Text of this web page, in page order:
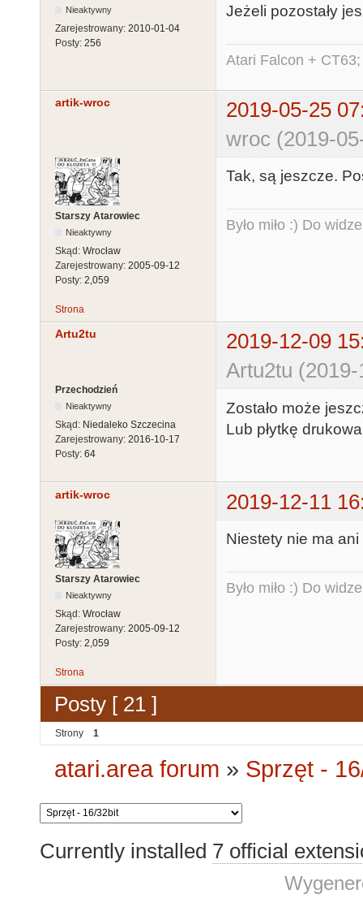
Nieaktywny
Zarejestrowany: 2010-01-04
Posty: 256
Jeżeli pozostały
Atari Falcon +
artik-wroc
2019-05-25
wroc (2019-
Starszy Atarowiec
Nieaktywny
Skąd: Wrocław
Zarejestrowany: 2005-09-12
Posty: 2,059
Tak, są jeszcze.
Było miło :) Do
Strona
Artu2tu
2019-12-09
Artu2tu
Przechodzień
Nieaktywny
Skąd: Niedaleko Szczecina
Zarejestrowany: 2016-10-17
Posty: 64
Zostało może
Lub płytkę
artik-wroc 2019-12-11
Starszy Atarowiec
Nieaktywny
Skąd: Wrocław
Zarejestrowany: 2005-09-12
Posty: 2,059
Niestety nie ma ani
Było miło :) Do
Strona
Posty [ 21 ]
Strony 1
atari.area forum » Sprzęt -
Currently installed 7 official